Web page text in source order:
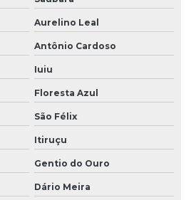
Aurelino Leal
Antônio Cardoso
Iuiu
Floresta Azul
São Félix
Itiruçu
Gentio do Ouro
Dário Meira